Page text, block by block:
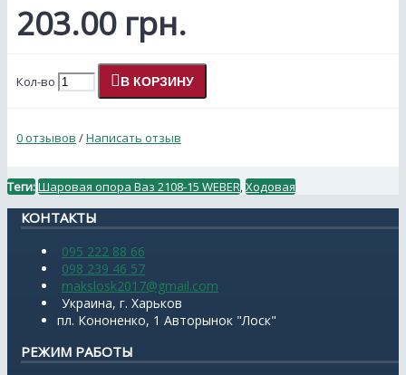
203.00 грн.
Кол-во В КОРЗИНУ
0 отзывов /Написать отзыв
Теги:Шаровая опора Ваз 2108-15 WEBER Ходовая
КОНТАКТЫ
095 222 88 66
098 239 46 57
makslosk2017@gmail.com
Украина, г. Харьков
пл. Кононенко, 1 Авторынок "Лоск"
РЕЖИМ РАБОТЫ